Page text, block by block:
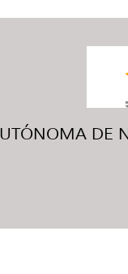
DE